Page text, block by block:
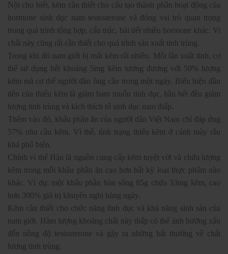
Nội cho biết, kẽm cần thiết cho cấu tạo thành phần hoạt động của
hormone sinh dục nam testosterone và đóng vai trò quan trọng
trong quá trình tổng hợp, cấu trúc, bài tiết nhiều hormone khác. Vi
chất này cũng rất cần thiết cho quá trình sản xuất tinh trùng.
Trong khi đó nam giới bị mất kẽm rất nhiều. Mỗi lần xuất tinh, cơ
thể sử dụng hết khoảng 5mg kẽm tương đương với 50% lượng
kẽm mà cơ thể người đàn ông cần trong một ngày. Biểu hiện đầu
tiên của thiếu kẽm là giảm ham muốn tình dục, hầu hết đều giảm
lượng tinh trùng và kích thích tố sinh dục nam thấp.
Thêm vào đó, khẩu phần ăn của người dân Việt Nam chỉ đáp ứng
57% nhu cầu kẽm. Vì thế, tình trạng thiếu kẽm ở cánh mày râu
khá phổ biến.
Chính vì thế Hàu là nguồn cung cấp kẽm tuyệt vời và chứa lượng
kẽm trong mỗi khẩu phần ăn cao hơn bất kỳ loại thực phẩm nào
khác. Ví dụ: một khẩu phần hàu sống 85g chứa 33mg kẽm, cao
hơn 300% giá trị khuyến nghị hàng ngày.
Kẽm cần thiết cho chức năng tình dục và khả năng sinh sản của
nam giới. Hàm lượng khoáng chất này thấp có thể ảnh hưởng xấu
đến nồng độ testosterone và gây ra những bất thường về chất
lượng tinh trùng.